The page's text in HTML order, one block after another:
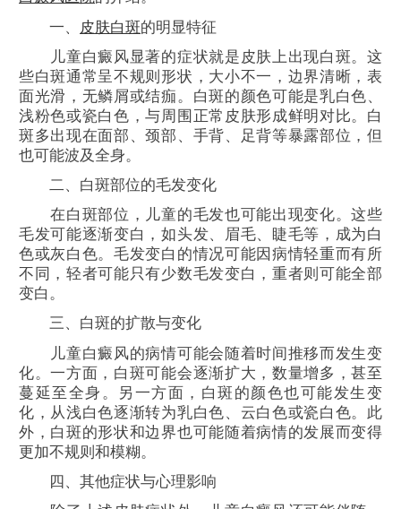
一、
皮肤白斑的明显特征
儿童白癜风显著的症状就是皮肤上出现白斑。这
些白斑通常呈不规则形状，大小不一，边界清晰，表
面光滑，无鳞屑或结痂。白斑的颜色可能是乳白色、
浅粉色或瓷白色，与周围正常皮肤形成鲜明对比。白
斑多出现在面部、颈部、手背、足背等暴露部位，但
也可能波及全身。
二、白斑部位的毛发变化
在白斑部位，儿童的毛发也可能出现变化。这些
毛发可能逐渐变白，如头发、眉毛、睫毛等，成为白
色或灰白色。毛发变白的情况可能因病情轻重而有所
不同，轻者可能只有少数毛发变白，重者则可能全部
变白。
三、白斑的扩散与变化
儿童白癜风的病情可能会随着时间推移而发生变
化。一方面，白斑可能会逐渐扩大，数量增多，甚至
蔓延至全身。另一方面，白斑的颜色也可能发生变
化，从浅白色逐渐转为乳白色、云白色或瓷白色。此
外，白斑的形状和边界也可能随着病情的发展而变得
更加不规则和模糊。
四、其他症状与心理影响